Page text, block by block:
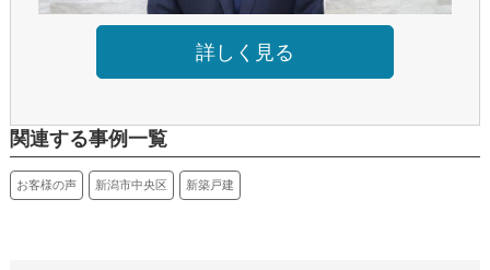
詳しく見る
関連する事例一覧
お客様の声 新潟市中央区 新築戸建